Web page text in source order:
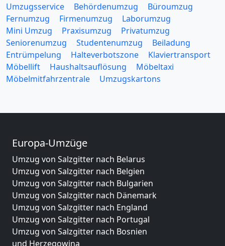
Umzugsservice Behördenumzug
Büroumzug
Fernumzug
Firmenumzug
Laborumzug
Mini Umzug
Praxisumzug
Privatumzug
Seniorenumzug
Studentenumzug
Beiladung
Entrümpelung
Halteverbotszone
Klaviertransport
Möbellift
Haushaltsauflösung
Möbeltaxi
Möbelmitfahrzentrale
Umzugskartons
Europa-Umzüge
Umzug von Salzgitter nach Belarus
Umzug von Salzgitter nach Belgien
Umzug von Salzgitter nach Bulgarien
Umzug von Salzgitter nach Dänemark
Umzug von Salzgitter nach England
Umzug von Salzgitter nach Portugal
Umzug von Salzgitter nach Bosnien
und Herzegowina